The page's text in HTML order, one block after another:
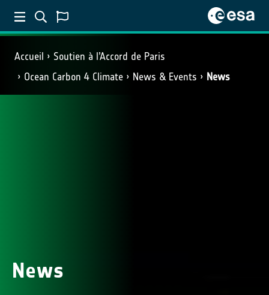
Accueil
Soutien à l’Accord de Paris
Ocean Carbon 4 Climate
News & Events News
News